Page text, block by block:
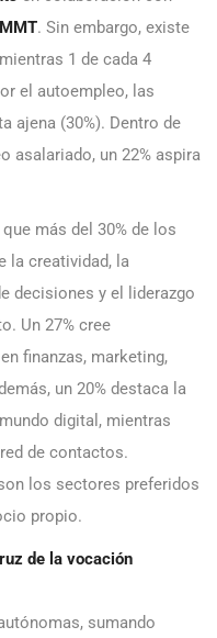
. Sin embargo, existe
1 de cada 4
el autoempleo, las
ajena (30%). Dentro de
asalariado, un 22% aspira
más del 30% de los
la creatividad, la
decisiones y el liderazgo
Un 27% cree
finanzas, marketing,
un 20% destaca la
digital, mientras
de contactos.
los sectores preferidos
propio.
de la vocación
sumando